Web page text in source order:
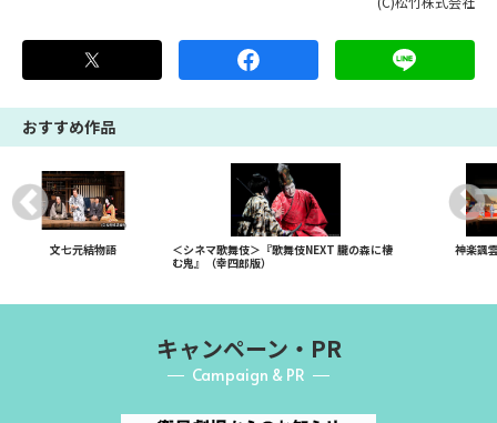
おすすめ作品
文七元結物語
＜シネマ歌舞伎＞『歌舞伎NEXT 朧の森に棲
む鬼』（幸四郎版）
神楽諷
キャンペーン・PR
Campaign & PR